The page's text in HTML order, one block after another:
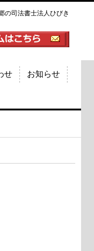
の司法書士法人ひびき
せ お知らせ